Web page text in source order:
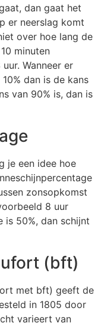
dan gaat het
er neerslag komt
over hoe lang de
minuten
Wanneer er
dan is de kans
van 90% is, dan is
je een idee hoe
zonsopkomst
8 uur
is 50%, dan schijnt
(bft)
met bft) geeft de
in 1805 door
varieert van